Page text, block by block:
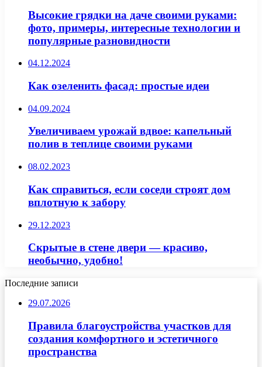
Высокие грядки на даче своими руками:
фото, примеры, интересные технологии и
популярные разновидности
04.12.2024
Как озеленить фасад: простые идеи
04.09.2024
Увеличиваем урожай вдвое: капельный
полив в теплице своими руками
08.02.2023
Как справиться, если соседи строят дом
вплотную к забору
29.12.2023
Скрытые в стене двери — красиво,
необычно, удобно!
Последние записи
29.07.2026
Правила благоустройства участков для
создания комфортного и эстетичного
пространства